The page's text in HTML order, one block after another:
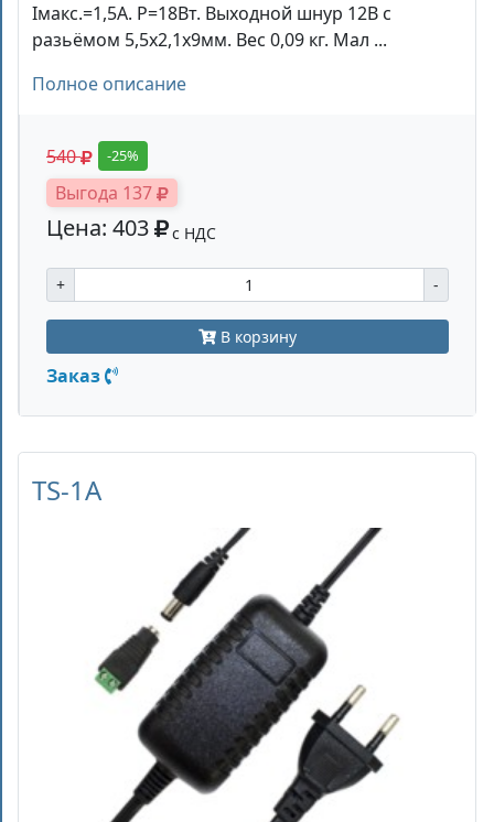
Iмакс.=1,5А. P=18Вт. Выходной шнур 12В с
разьёмом 5,5х2,1х9мм. Вес 0,09 кг. Мал ...
Полное описание
540 -25%
Выгода 137
Цена: 403 с НДС
+ -
В корзину
Заказ
TS-1A